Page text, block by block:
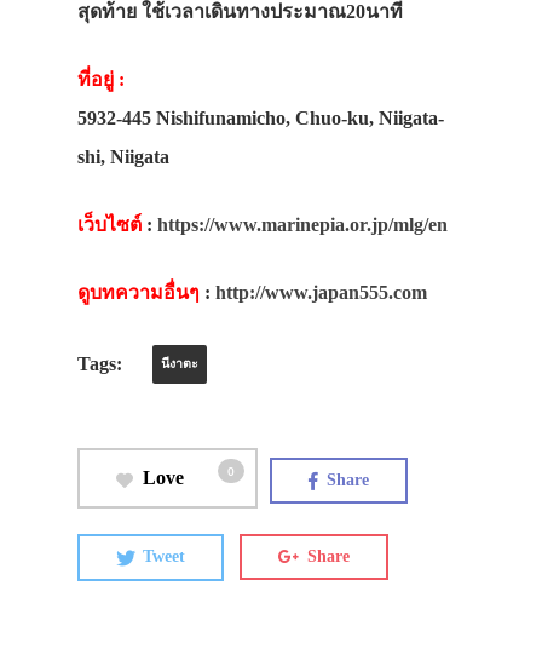
สุดท้าย ใช้เวลาเดินทางประมาณ20นาที
ที่อยู่ :
5932-445 Nishifunamicho, Chuo-ku, Niigata-
shi, Niigata
เว็บไซต์ : https://www.marinepia.or.jp/mlg/en
ดูบทความอื่นๆ : http://www.japan555.com
Tags: นีงาตะ
Love 0 Share
Tweet Share